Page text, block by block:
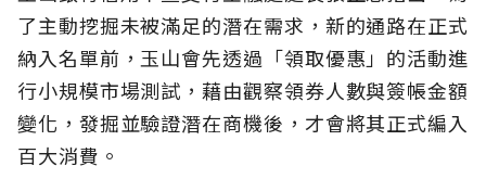
了主動挖掘未被滿足的潛在需求，新的通路在正式
納入名單前，玉山會先透過「領取優惠」的活動進
行小規模市場測試，藉由觀察領券人數與簽帳金額
變化，發掘並驗證潛在商機後，才會將其正式編入
百大消費。